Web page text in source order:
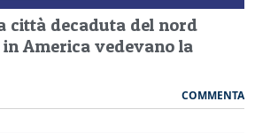
città decaduta del nord
America vedevano la
COMMENTA